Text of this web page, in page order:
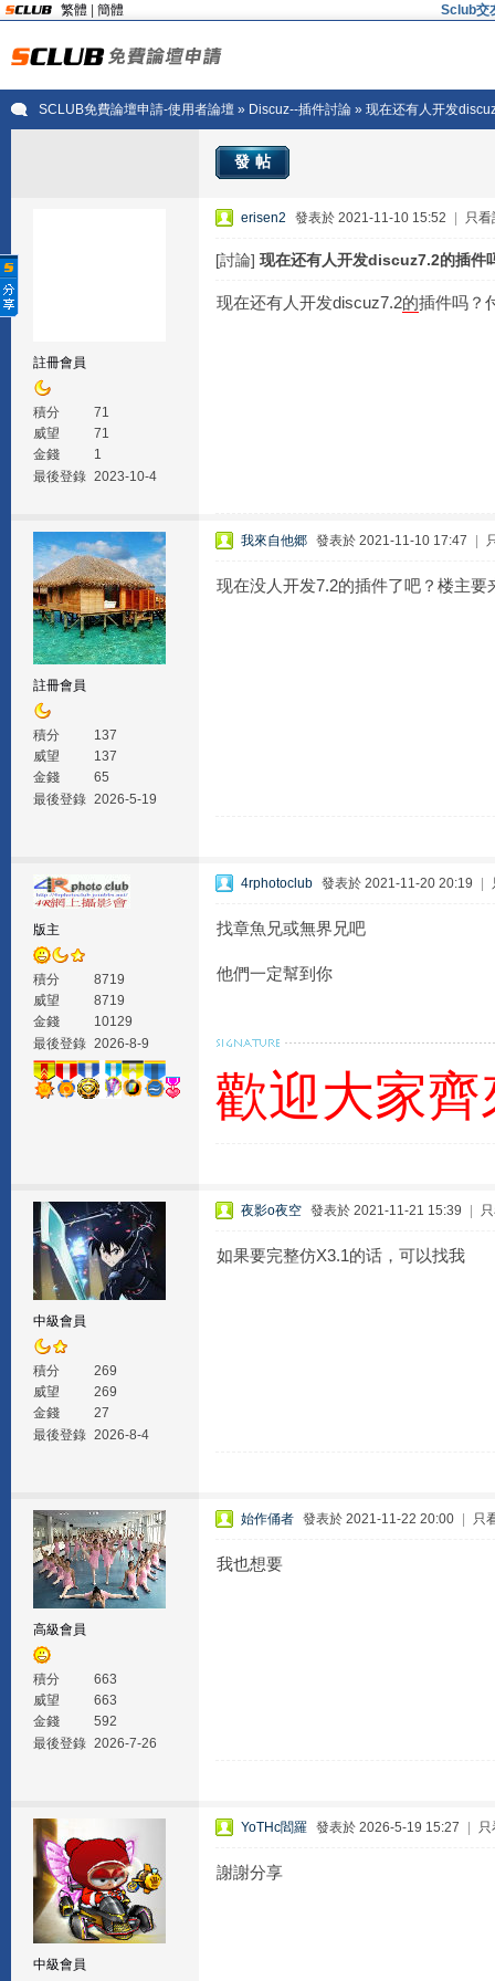
繁體 簡體 Sclub交
SCLUB免費論壇申請-使用者論壇» Discuz--插件討論» 现在还有人开发
發帖
註冊會員
積分
71
威望
71
金錢
1
最後登錄 2023-10-4
erisen2 發表於 2021-11-10 15:52 只看
[討論] 现在还有人开发discuz7.2的插件
现在还有人开发discuz7.2的插件吗？
註冊會員
積分
137
威望
137
金錢
65
最後登錄 2026-5-19
我來自他郷 發表於 2021-11-10 17:47
现在没人开发7.2的插件了吧？楼主要
版主
積分
8719
威望
8719
金錢
10129
最後登錄 2026-8-9
4rphotoclub 發表於 2021-11-20 20:19
找章魚兄或無界兄吧
他們一定幫到你
歡迎大家
中級會員
積分
269
威望
269
金錢
27
最後登錄 2026-8-4
夜影o夜空 發表於 2021-11-21 15:39
如果要完整仿X3.1的话，可以找我
高級會員
積分
663
威望
663
金錢
592
最後登錄 2026-7-26
始作俑者 發表於 2021-11-22 20:00 只
我也想要
中級會員
YoTHc閻羅 發表於 2026-5-19 15:27 只
謝謝分享